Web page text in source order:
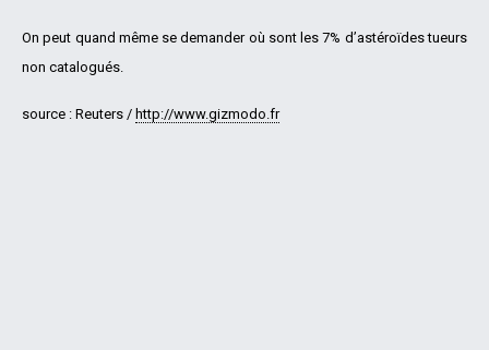
On peut quand même se demander où sont les 7% d’astéroïdes tueurs
non catalogués.
source : Reuters / http://www.gizmodo.fr